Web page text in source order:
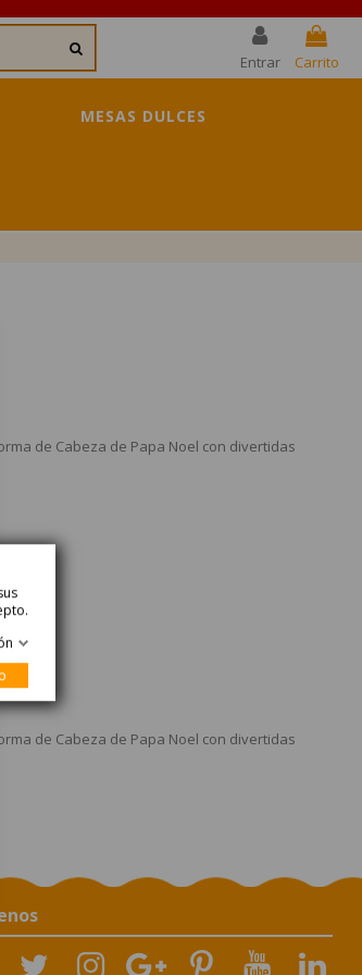
Entrar Carrito
MESAS DULCES
de Cabeza de Papa Noel con divertidas
de Cabeza de Papa Noel con divertidas